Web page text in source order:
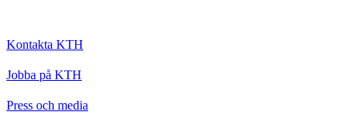
Kontakta KTH
Jobba på KTH
Press och media